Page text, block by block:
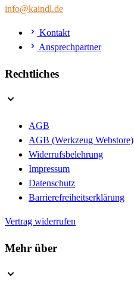
info@kaindl.de
Kontakt
Ansprechpartner
Rechtliches
AGB
AGB (Werkzeug Webstore)
Widerrufsbelehrung
Impressum
Datenschutz
Barrierefreiheitserklärung
Vertrag widerrufen
Mehr über